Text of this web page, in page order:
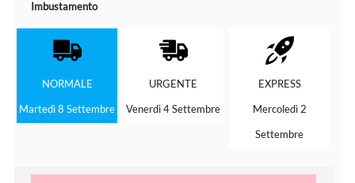
Imbustamento
NORMALE
Martedì 8 Settembre
URGENTE
Venerdì 4 Settembre
EXPRESS
Mercoledì 2
Settembre